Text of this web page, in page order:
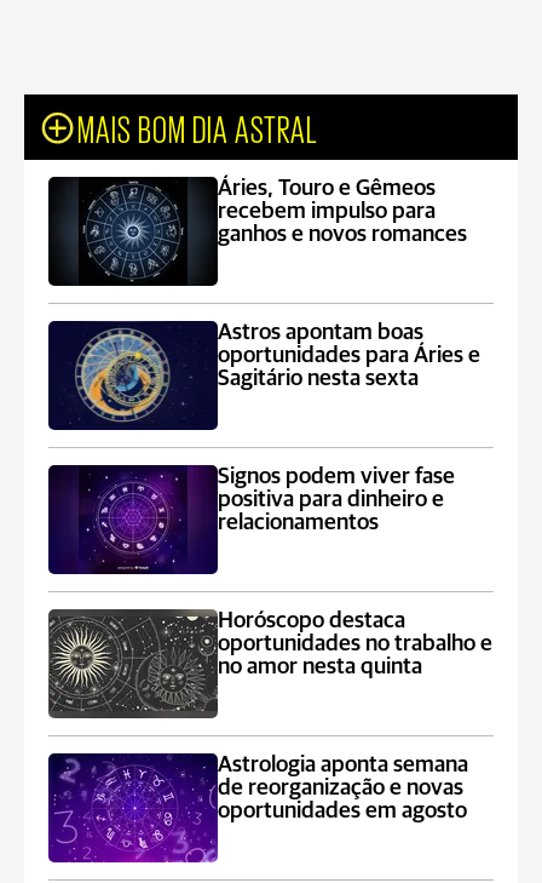
MAIS BOM DIA ASTRAL
Áries, Touro e Gêmeos
recebem impulso para
ganhos e novos romances
Astros apontam boas
oportunidades para Áries e
Sagitário nesta sexta
Signos podem viver fase
positiva para dinheiro e
relacionamentos
Horóscopo destaca
oportunidades no trabalho e
no amor nesta quinta
Astrologia aponta semana
de reorganização e novas
oportunidades em agosto